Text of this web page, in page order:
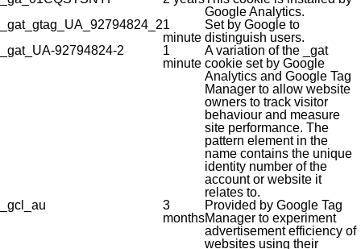
Google Analytics.
_gat_gtag_UA_92794824_21
minute
Set by Google to
distinguish users.
_gat_UA-92794824-2
1
minute
A variation of the _gat
cookie set by Google
Analytics and Google Tag
Manager to allow website
owners to track visitor
behaviour and measure
site performance. The
pattern element in the
name contains the unique
identity number of the
account or website it
relates to.
_gcl_au
3
months
Provided by Google Tag
Manager to experiment
advertisement efficiency of
websites using their